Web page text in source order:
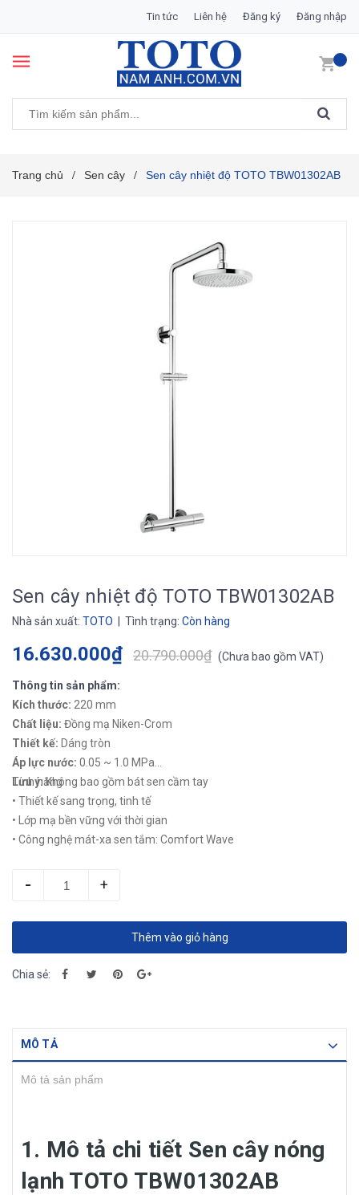
Tin tức Liên hệ Đăng ký Đăng nhập
Trang chủ / Sen cây / Sen cây nhiệt độ TOTO TBW01302AB
Sen cây nhiệt độ TOTO TBW01302AB
Nhà sản xuất: TOTO | Tình trạng: Còn hàng
16.630.000₫ 20.790.000₫ (Chưa bao gồm VAT)
Thông tin sản phẩm:
Kích thước: 220 mm
Chất liệu: Đồng mạ Niken-Crom
Thiết kế: Dáng tròn
Áp lực nước: 0.05 ~ 1.0 MPa
Lưu ý:Không bao gồm bát sen cầm tay
Tính năng
• Thiết kế sang trọng, tinh tế
• Lớp mạ bền vững với thời gian
• Công nghệ mát-xa sen tắm: Comfort Wave
- +
Thêm vào giỏ hàng
Chia sẻ:
MÔ TẢ
Mô tả sản phẩm
1. Mô tả chi tiết Sen cây nóng
lạnh TOTO TBW01302AB